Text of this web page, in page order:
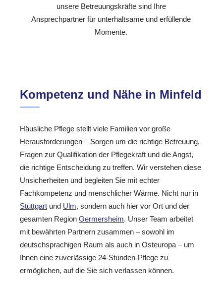
unsere Betreuungskräfte sind Ihre
Ansprechpartner für unterhaltsame und erfüllende
Momente.
Kompetenz und Nähe in Minfeld
Häusliche Pflege stellt viele Familien vor große
Herausforderungen – Sorgen um die richtige Betreuung,
Fragen zur Qualifikation der Pflegekraft und die Angst,
die richtige Entscheidung zu treffen. Wir verstehen diese
Unsicherheiten und begleiten Sie mit echter
Fachkompetenz und menschlicher Wärme. Nicht nur in
Stuttgart und Ulm, sondern auch hier vor Ort und der
gesamten Region Germersheim. Unser Team arbeitet
mit bewährten Partnern zusammen – sowohl im
deutschsprachigen Raum als auch in Osteuropa – um
Ihnen eine zuverlässige 24-Stunden-Pflege zu
ermöglichen, auf die Sie sich verlassen können.